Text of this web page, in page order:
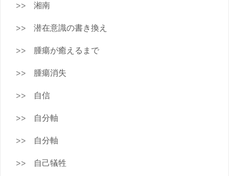
湘南
潜在意識の書き換え
腫瘍が癒えるまで
腫瘍消失
自信
自分軸
自分軸
自己犠牲